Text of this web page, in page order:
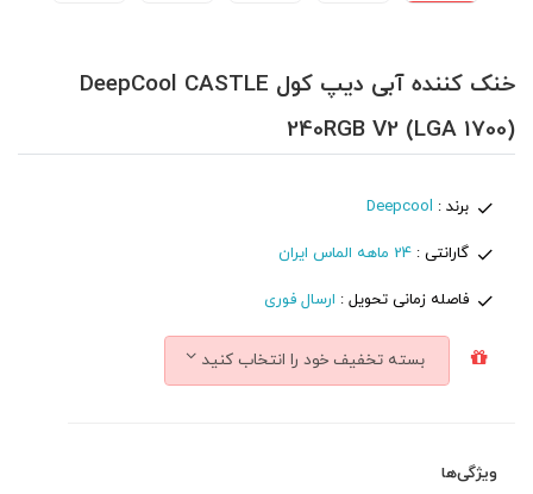
خنک کننده آبی دیپ کول DeepCool CASTLE
240RGB V2 (LGA 1700)
برند : Deepcool
گارانتی :24 ماهه الماس ایران
فاصله زمانی تحویل : ارسال فوری
بسته تخفیف خود را انتخاب کنید
ویژگی‌ها